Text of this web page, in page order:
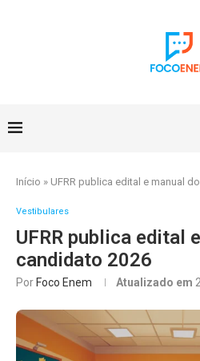
Início » UFRR publica edital e manual
Vestibulares
UFRR publica edital
candidato 2026
Por Foco Enem Atualizado em